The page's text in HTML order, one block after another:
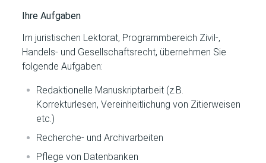
Ihre Aufgaben
Im juristischen Lektorat, Programmbereich Zivil-,
Handels- und Gesellschaftsrecht, übernehmen Sie
folgende Aufgaben:
Redaktionelle Manuskriptarbeit (z.B.
Korrekturlesen, Vereinheitlichung von Zitierweisen
etc.)
Recherche- und Archivarbeiten
Pflege von Datenbanken